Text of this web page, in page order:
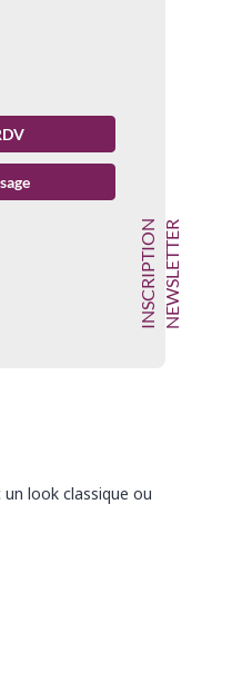
look classique ou
INSCRIPTIONNEWSLETTER